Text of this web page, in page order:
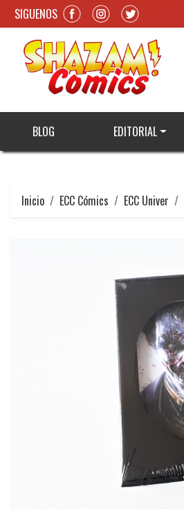
SIGUENOS
BLOG EDITORIAL
Inicio ECC Cómics ECC Univer